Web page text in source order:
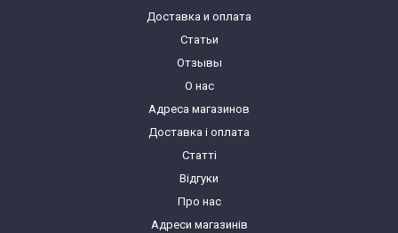
Доставка и оплата
Статьи
Отзывы
О нас
Адреса магазинов
Доставка і оплата
Статті
Відгуки
Про нас
Адреси магазинів